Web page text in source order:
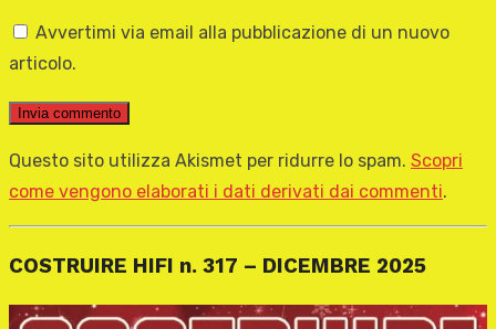
Avvertimi via email alla pubblicazione di un nuovo
articolo.
Questo sito utilizza Akismet per ridurre lo spam. Scopri
come vengono elaborati i dati derivati dai commenti.
COSTRUIRE HIFI n. 317 – DICEMBRE 2025